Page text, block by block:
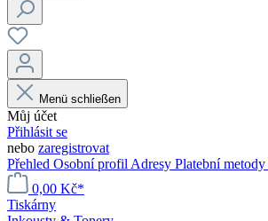
Menü schließen
Můj účet
Přihlásit se
nebo zaregistrovat
Přehled Osobní profil Adresy Platební metody
0,00 Kč*
Tiskárny